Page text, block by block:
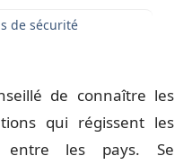
de sécurité
de connaître les
qui régissent les
entre les pays. Se